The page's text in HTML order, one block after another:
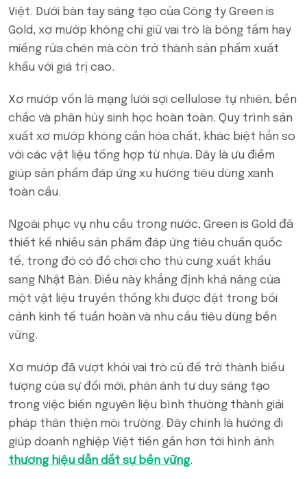
Việt. Dưới bàn tay sáng tạo của Công ty Green is
Gold, xơ mướp không chỉ giữ vai trò là bông tắm hay
miếng rửa chén mà còn trở thành sản phẩm xuất
khẩu với giá trị cao.
Xơ mướp vốn là mạng lưới sợi cellulose tự nhiên, bền
chắc và phân hủy sinh học hoàn toàn. Quy trình sản
xuất xơ mướp không cần hóa chất, khác biệt hẳn so
với các vật liệu tổng hợp từ nhựa. Đây là ưu điểm
giúp sản phẩm đáp ứng xu hướng tiêu dùng xanh
toàn cầu.
Ngoài phục vụ nhu cầu trong nước, Green is Gold đã
thiết kế nhiều sản phẩm đáp ứng tiêu chuẩn quốc
tế, trong đó có đồ chơi cho thú cưng xuất khẩu
sang Nhật Bản. Điều này khẳng định khả năng của
một vật liệu truyền thống khi được đặt trong bối
cảnh kinh tế tuần hoàn và nhu cầu tiêu dùng bền
vững.
Xơ mướp đã vượt khỏi vai trò cũ để trở thành biểu
tượng của sự đổi mới, phản ánh tư duy sáng tạo
trong việc biến nguyên liệu bình thường thành giải
pháp thân thiện môi trường. Đây chính là hướng đi
giúp doanh nghiệp Việt tiến gần hơn tới hình ảnh
thương hiệu dẫn dắt sự bền vững.